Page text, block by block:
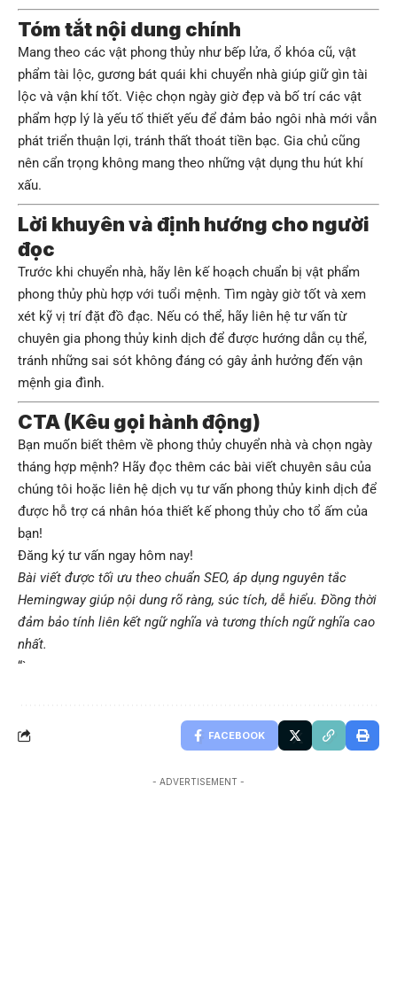
Tóm tắt nội dung chính
Mang theo các vật phong thủy như bếp lửa, ổ khóa cũ, vật
phẩm tài lộc, gương bát quái khi chuyển nhà giúp giữ gìn tài
lộc và vận khí tốt. Việc chọn ngày giờ đẹp và bố trí các vật
phẩm hợp lý là yếu tố thiết yếu để đảm bảo ngôi nhà mới vẫn
phát triển thuận lợi, tránh thất thoát tiền bạc. Gia chủ cũng
nên cẩn trọng không mang theo những vật dụng thu hút khí
xấu.
Lời khuyên và định hướng cho người
đọc
Trước khi chuyển nhà, hãy lên kế hoạch chuẩn bị vật phẩm
phong thủy phù hợp với tuổi mệnh. Tìm ngày giờ tốt và xem
xét kỹ vị trí đặt đồ đạc. Nếu có thể, hãy liên hệ tư vấn từ
chuyên gia phong thủy kinh dịch để được hướng dẫn cụ thể,
tránh những sai sót không đáng có gây ảnh hưởng đến vận
mệnh gia đình.
CTA (Kêu gọi hành động)
Bạn muốn biết thêm về phong thủy chuyển nhà và chọn ngày
tháng hợp mệnh? Hãy đọc thêm các bài viết chuyên sâu của
chúng tôi hoặc liên hệ dịch vụ tư vấn phong thủy kinh dịch để
được hỗ trợ cá nhân hóa thiết kế phong thủy cho tổ ấm của
bạn!
Đăng ký tư vấn ngay hôm nay!
Bài viết được tối ưu theo chuẩn SEO, áp dụng nguyên tắc
Hemingway giúp nội dung rõ ràng, súc tích, dễ hiểu. Đồng thời
đảm bảo tính liên kết ngữ nghĩa và tương thích ngữ nghĩa cao
nhất.
“`
FACEBOOK
- ADVERTISEMENT -